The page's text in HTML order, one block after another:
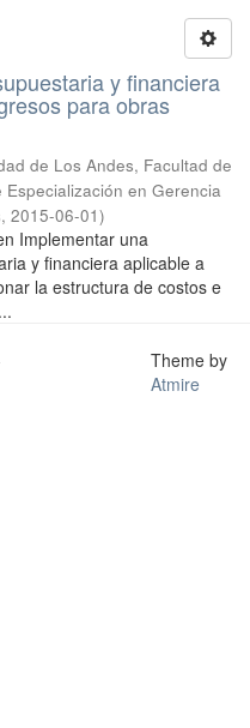
y financiera
para obras
de Los Andes, Facultad de
en Gerencia
, 2015-06-01)
Implementar una
y financiera aplicable a
la estructura de costos e
Theme by
Atmire